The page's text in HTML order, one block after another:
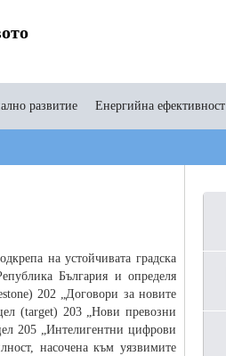
развитие Енергийна ефективност
на устойчивата градска
България и определя
202 „Договори за новите
(target) 203 „Нови превозни
205 „Интелигентни цифрови
насочена към уязвимите